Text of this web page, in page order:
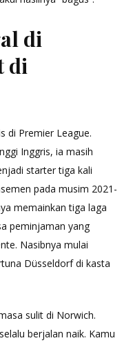
di
di
di Premier League.
Inggris, ia masih
starter tiga kali
pada musim 2021-
memainkan tiga laga
peminjaman yang
Nasibnya mulai
Düsseldorf di kasta
sulit di Norwich.
berjalan naik. Kamu